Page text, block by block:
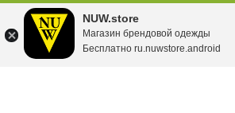
NUW.store
Магазин брендовой одежды
Бесплатно ru.nuwstore.android